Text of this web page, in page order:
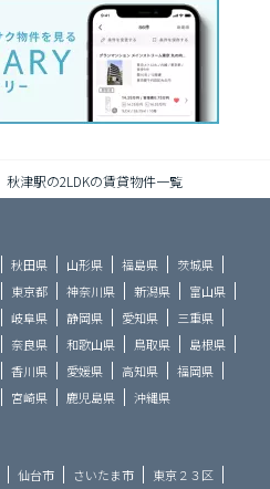
秋津駅の2LDKの賃貸物件一覧
秋田県 山形県 福島県
茨城県
東京都 神奈川県 新潟県
富山県
岐阜県 静岡県 愛知県
三重県
奈良県 和歌山県 鳥取県
島根県
香川県 愛媛県 高知県
福岡県
宮崎県 鹿児島県 沖縄県
仙台市 さいたま市 東京２３区